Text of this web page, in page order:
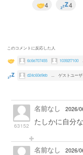
4 4
このコメントに反応した人
6c6e707455 10392f7100
d24c60e9eb ゲストユーザ
63152
名前なし 2026/
たしかに自分
名前なし 2026/